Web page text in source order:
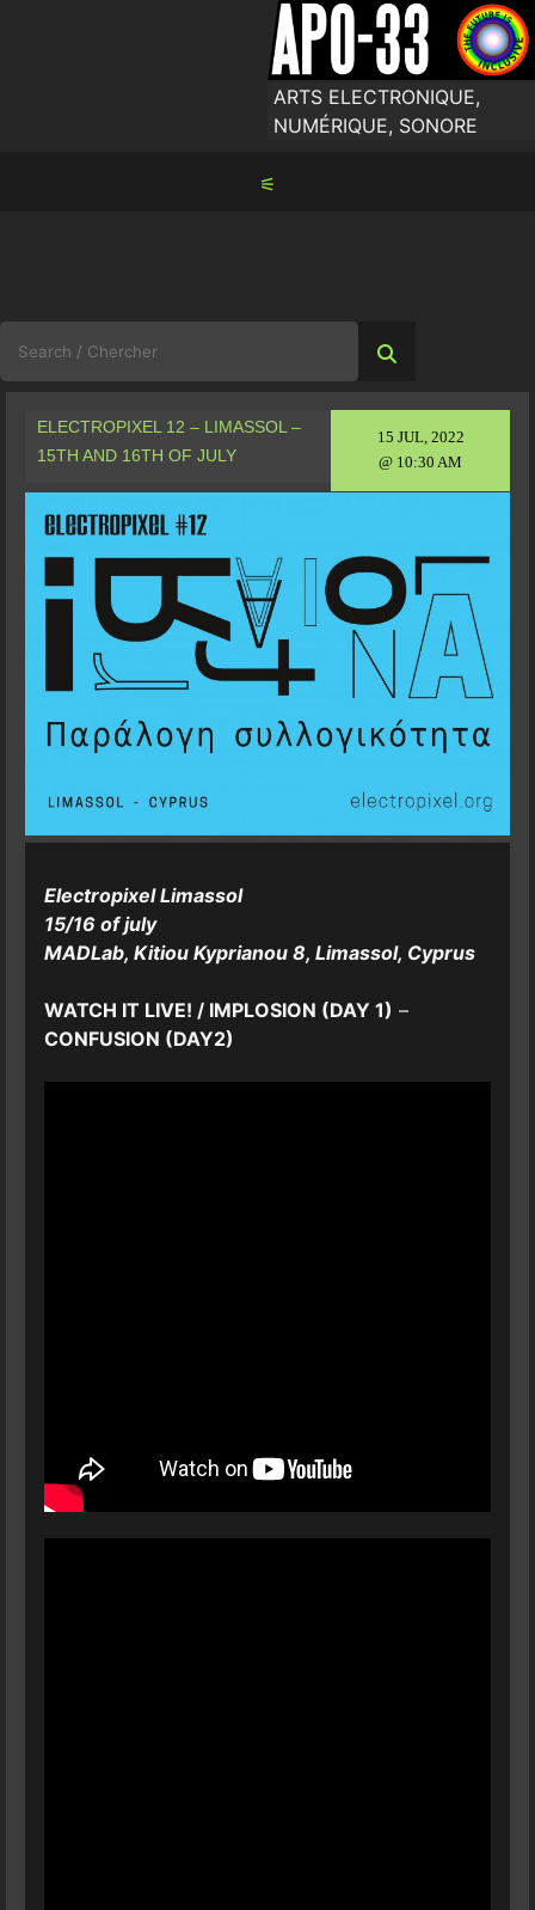
ARTS ELECTRONIQUE,
NUMÉRIQUE, SONORE
⚟
for:
15 JUL, 2022
@ 10:30 AM
ELECTROPIXEL 12 – LIMASSOL –
15TH AND 16TH OF JULY
Electropixel Limassol
15/16 of july
MADLab, Kitiou Kyprianou 8, Limassol, Cyprus
WATCH IT LIVE! / IMPLOSION (DAY 1) –
CONFUSION (DAY2)